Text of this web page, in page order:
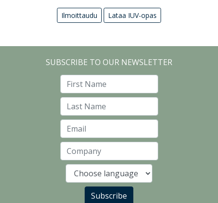
Ilmoittaudu Lataa IUV-opas
SUBSCRIBE TO OUR NEWSLETTER
Language
Subscribe